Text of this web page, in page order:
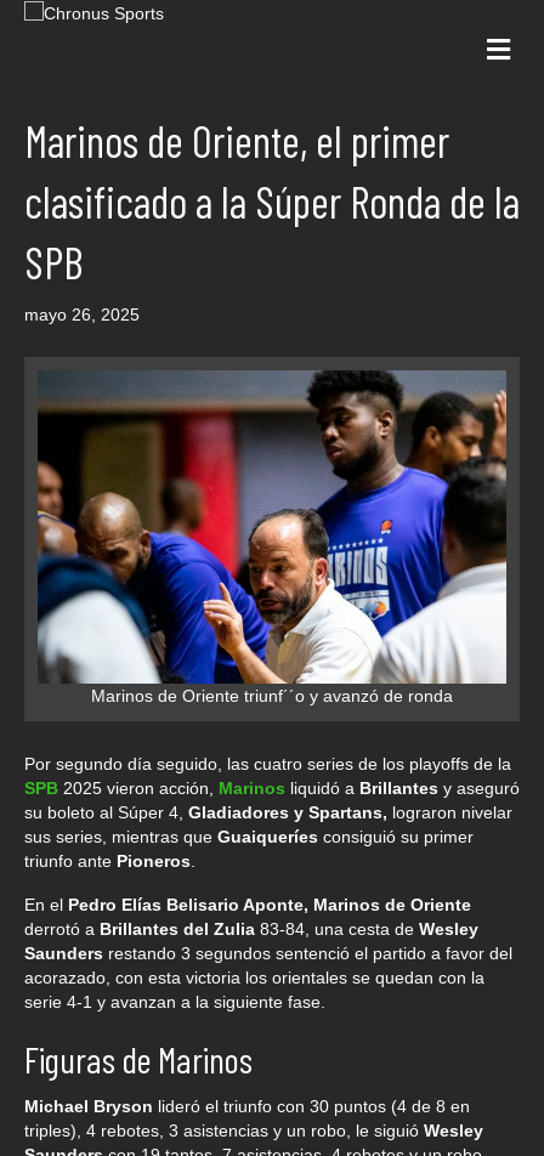
Marinos de Oriente, el primer
clasificado a la Súper Ronda de la
SPB
mayo 26, 2025
Marinos de Oriente triunf´´o y avanzó de ronda
Por segundo día seguido, las cuatro series de los playoffs de la
SPB 2025 vieron acción, Marinos liquidó a Brillantes y aseguró
su boleto al Súper 4, Gladiadores y Spartans, lograron nivelar
sus series, mientras que Guaiqueríes consiguió su primer
triunfo ante Pioneros
En el Pedro Elías Belisario Aponte, Marinos de Oriente
derrotó a Brillantes del Zulia 83-84, una cesta de Wesley
Saunders restando 3 segundos sentenció el partido a favor del
acorazado, con esta victoria los orientales se quedan con la
serie 4-1 y avanzan a la siguiente fase.
Figuras de Marinos
Michael Bryson lideró el triunfo con 30 puntos (4 de 8 en
triples), 4 rebotes, 3 asistencias y un robo, le siguió Wesley